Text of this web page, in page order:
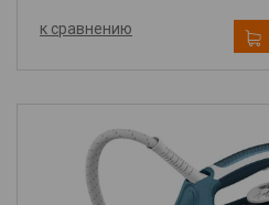
к сравнению